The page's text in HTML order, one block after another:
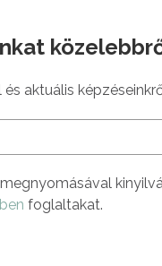
és aktuális
foglaltakat.